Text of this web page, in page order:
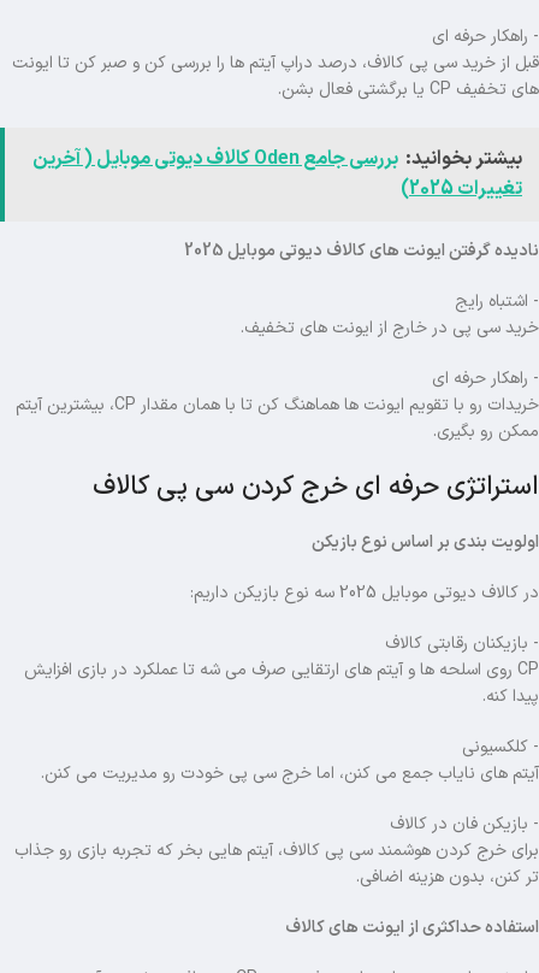
- راهکار حرفه ای
قبل از خرید سی پی کالاف، درصد دراپ آیتم ها را بررسی کن و صبر کن تا ایونت
های تخفیف CP یا برگشتی فعال بشن.
بیشتر بخوانید:
بررسی جامع Oden کالاف دیوتی موبایل ( آخرین
تغییرات 2025)
نادیده گرفتن ایونت های کالاف دیوتی موبایل 2025
- اشتباه رایج
خرید سی پی در خارج از ایونت های تخفیف.
- راهکار حرفه ای
خریدات رو با تقویم ایونت ها هماهنگ کن تا با همان مقدار CP، بیشترین آیتم
ممکن رو بگیری.
استراتژی حرفه ای خرج کردن سی پی کالاف
اولویت بندی بر اساس نوع بازیکن
در کالاف دیوتی موبایل 2025 سه نوع بازیکن داریم:
- بازیکنان رقابتی کالاف
CP روی اسلحه ها و آیتم های ارتقایی صرف می شه تا عملکرد در بازی افزایش
پیدا کنه.
- کلکسیونی
آیتم های نایاب جمع می کنن، اما خرج سی پی خودت رو مدیریت می کنن.
- بازیکن فان در کالاف
برای خرج کردن هوشمند سی پی کالاف، آیتم هایی بخر که تجربه بازی رو جذاب
تر کنن، بدون هزینه اضافی.
استفاده حداکثری از ایونت های کالاف